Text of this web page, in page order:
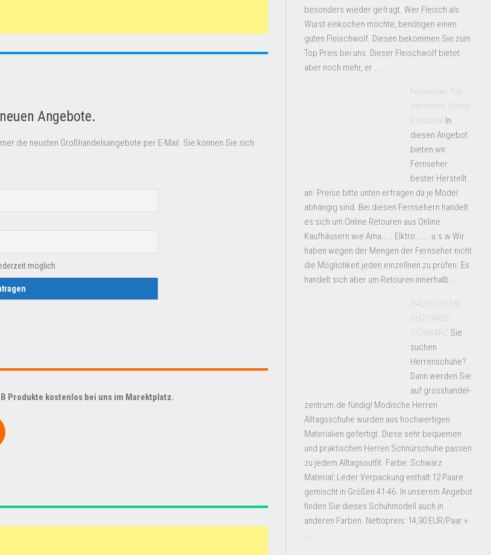
Angebote.
die neusten Großhandelsangebote per E-Mail. Sie können Sie sich
möglich.
Produkte kostenlos bei uns im Marektplatz.
besonders wieder gefragt. Wer Fleisch als
Wurst einkochen möchte, benötigen einen
guten Fleischwolf. Diesen bekommen Sie zum
Top Preis bei uns. Dieser Fleischwolf bietet
aber noch mehr, er ...
Fernseher Top
Hersteller Online
Retouren In
diesen Angebot
bieten wir
Fernseher
bester Herstellt
an. Preise bitte unten erfragen da je Model
abhängig sind. Bei diesen Fernsehern handelt
es sich um Online Retouren aus Online
Kaufhäusern wie Ama...., Elktro...... u.s.w Wir
haben wegen der Mengen der Fernseher nicht
die Möglichkeit jeden einzellnen zu prüfen. Es
handelt sich aber um Retouren innerhalb ...
HALBSCHUHE
SH2 FARBE
SCHWARZ Sie
suchen
Herrenschuhe?
Dann werden Sie
auf grosshandel-
zentrum.de fündig! Modische Herren
Alltagsschuhe wurden aus hochwertigen
Materialien gefertigt. Diese sehr bequemen
und praktischen Herren Schnürschuhe passen
zu jedem Alltagsoutfit. Farbe: Schwarz
Material: Leder Verpackung enthält 12 Paare
gemischt in Größen 41-46. In unserem Angebot
finden Sie dieses Schuhmodell auch in
anderen Farben. Nettopreis: 14,90 EUR/Paar +
...